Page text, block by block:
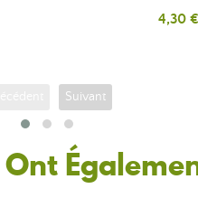
Prix
4,30 €
Suivant